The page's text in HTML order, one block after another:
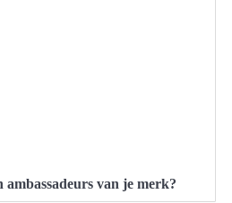
van je merk?